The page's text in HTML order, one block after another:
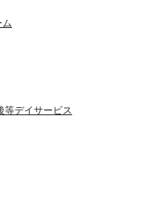
ム
等デイサービス